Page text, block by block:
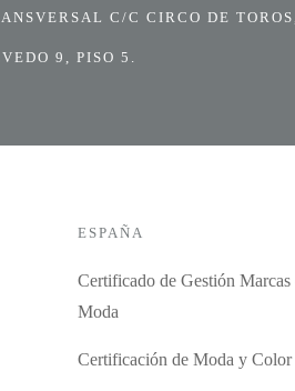
C/C CIRCO DE
9, PISO 5.
ESPAÑA
Certificado de Gestión Marcas
Moda
Certificación de Moda y Color